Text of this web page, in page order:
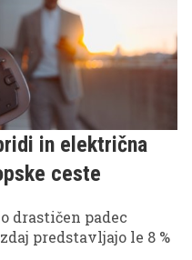
in električna
ceste
drastičen padec
predstavljajo le 8 %